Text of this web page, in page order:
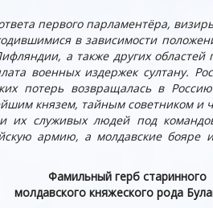
первого парламентёра,
в зависимости
а также других
военных издержек султану.
потерь возвращалась в
князем, тайным советником и
служивых людей под
армию, а молдавские бояре
Фамильный герб старинного
молдавского княжеского рода